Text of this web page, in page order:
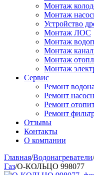
Монтаж
Монтаж
Устройство
Монтаж ЛОС
Монтаж
Монтаж
Монтаж
Монтаж
Сервис
Ремонт
Ремонт
Ремонт
Ремонт
Отзывы
Контакты
О компании
Главная/Водонагреватели/
Газ/О-КОЛЬЦО 998077